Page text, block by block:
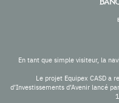
En tant que simple visiteur, la
Le projet Equipex CASD a
d’Investissements d’Avenir lancé